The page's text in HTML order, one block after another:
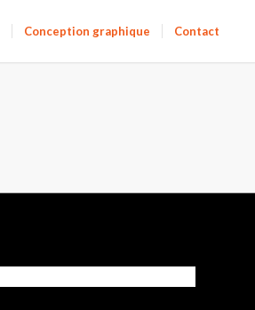
Conception graphique Contact